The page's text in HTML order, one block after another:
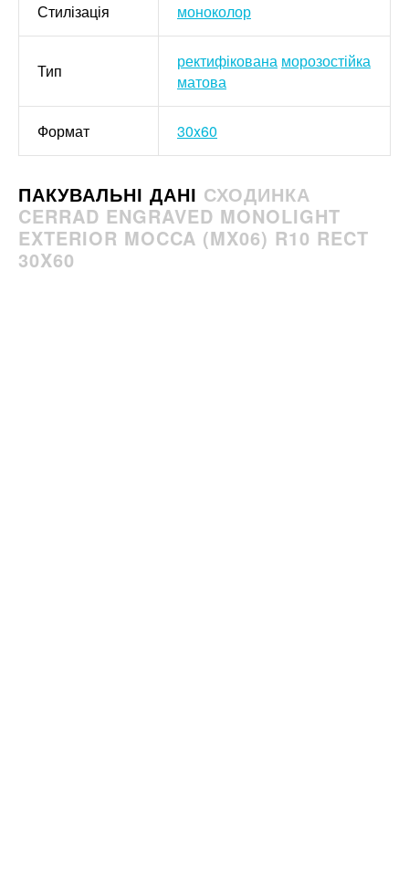
Стилізація моноколор
Тип ректифікована морозостійка
матова
Формат 30x60
ПАКУВАЛЬНІ ДАНІ СХОДИНКА
CERRAD ENGRAVED MONOLIGHT
EXTERIOR MOCCA (MX06) R10 RECT
30X60